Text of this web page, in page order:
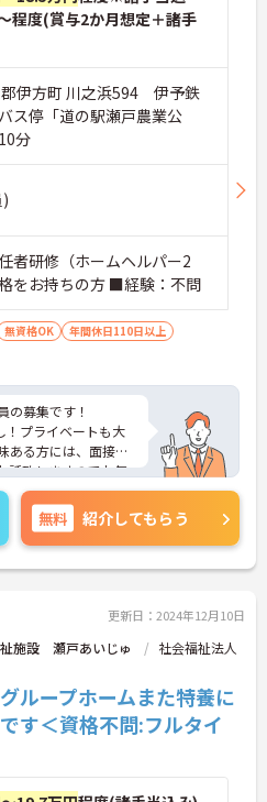
程度(賞与2か月想定＋諸手
郡伊方町 川之浜594 伊予鉄
ス停「道の駅瀬戸農業公
分
者研修（ホームヘルパー2
をお持ちの方 ■経験：不問
無資格OK
年間休日110日以上
の募集です！
！プライベートも大
ある方には、面接の
話致しますのでお気
無料 紹介してもらう
更新日：2024年12月10日
施設 瀬戸あいじゅ
社会福祉法人
ループホームまた特養に
す＜資格不問:フルタイ